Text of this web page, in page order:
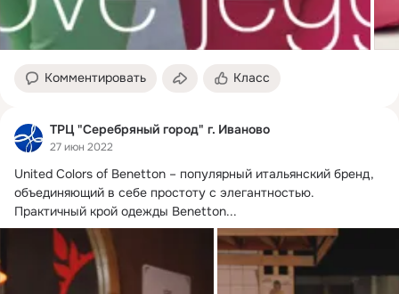
Комментировать Класс
ТРЦ "Серебряный город" г. Иваново
27 июн 2022
United Colors of Benetton – популярный итальянский бренд,
объединяющий в себе простоту с элегантностью.
Практичный крой одежды Benetton...